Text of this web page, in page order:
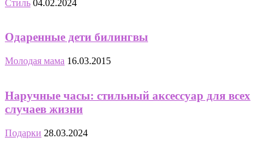
Стиль 04.02.2024
Одаренные дети билингвы
Молодая мама 16.03.2015
Наручные часы: стильный аксессуар для всех
случаев жизни
Подарки 28.03.2024